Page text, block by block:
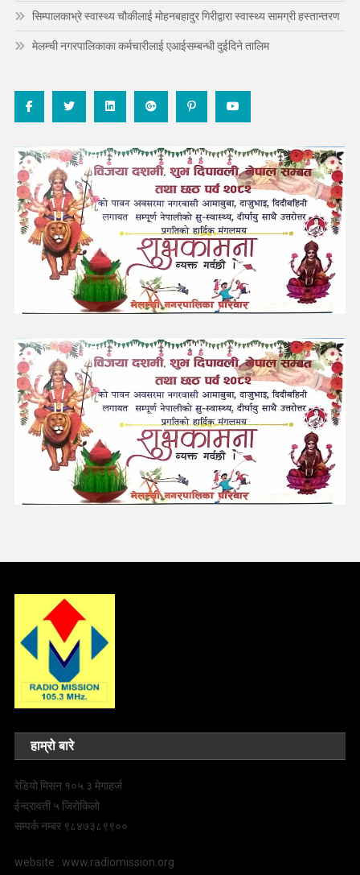
सिम्पालकाभ्रे स्वास्थ्य चौकीलाई मोहनबहादुर गिरीद्वारा स्वास्थ्य सामग्री हस्तान्तरण
मेलम्ची नगरपालिकाका कर्मचारीलाई एआईसम्बन्धी दुईदिने तालिम
हाम्रो बारे
रेडियो मिसन १०५.३ मेगाहर्ज
ईन्द्रावती ५ जिरोकिलो
सम्पर्क नम्बर ९८४७३८९९००
website : www.radiomission.org